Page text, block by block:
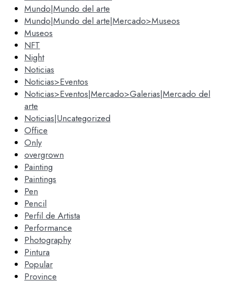
Mundo|Mundo del arte
Mundo|Mundo del arte|Mercado>Museos
Museos
NFT
Night
Noticias
Noticias>Eventos
Noticias>Eventos|Mercado>Galerias|Mercado del
arte
Noticias|Uncategorized
Office
Only
overgrown
Painting
Paintings
Pen
Pencil
Perfil de Artista
Performance
Photography
Pintura
Popular
Province